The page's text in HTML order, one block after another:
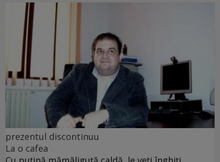
prezentul discontinuu
La o cafea